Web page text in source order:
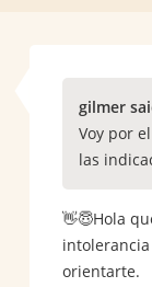
gilmer
Voy por
las
👋😇Hola
orientarte.